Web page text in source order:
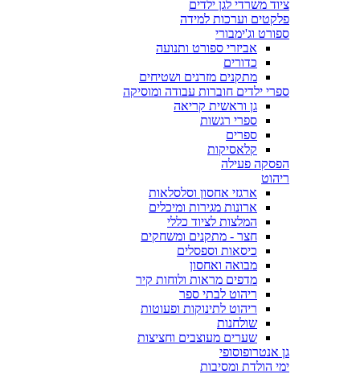
ציוד משרדי לגן ילדים
פלקטים וערכות למידה
ספורט וג'ימבורי
אביזרי ספורט ותנועה
כדורים
מתקנים מזרנים ושטיחים
ספרי ילדים חוברות עבודה ומוסיקה
גן וראשית קריאה
ספרי רגשות
ספרים
קלאסיקות
הפסקה פעילה
ריהוט
ארגזי אחסון וסלסלאות
ארונות מגירות ומיכלים
המלצות לציוד כללי
חצר - מתקנים ומשחקים
כיסאות וספסלים
מבואה ואחסון
מדפים מראות ולוחות קיר
ריהוט לבתי ספר
ריהוט לתינוקות ופעוטות
שולחנות
שערים מעוצבים וחציצות
גן אנטרופוסופי
ימי הולדת ומסיבות